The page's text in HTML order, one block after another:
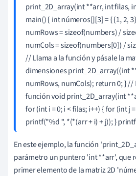
print_2D_array(int **arr, int filas,
main() { int números[][3] = { {1, 2,
numRows = sizeof(numbers) /
numCols = sizeof(numbers[0]) /
// Llama a la función y pásale la
dimensiones print_2D_array((int
numRows, numCols); return 0; } //
función void print_2D_array(int
for (int i = 0; i < filas; i++) { for (int j
printf("%d ", *(*(arr + i) + j)); }
En este ejemplo, la función
parámetro un puntero 'int **arr', que
primer elemento de la matriz 2D